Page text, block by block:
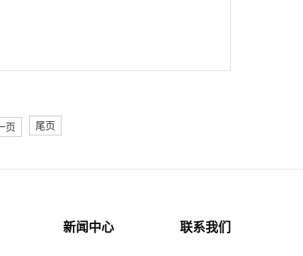
页 尾页
新闻中心 联系我们